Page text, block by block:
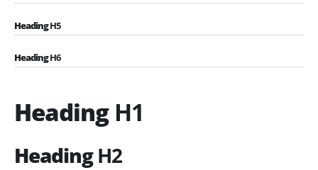
HeadingH5
HeadingH6
Heading H1
HeadingH2